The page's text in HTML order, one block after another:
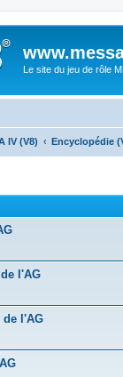
Le site du jeu de rôle
IV (V8) Encyclopédie
l'AG
de l'AG